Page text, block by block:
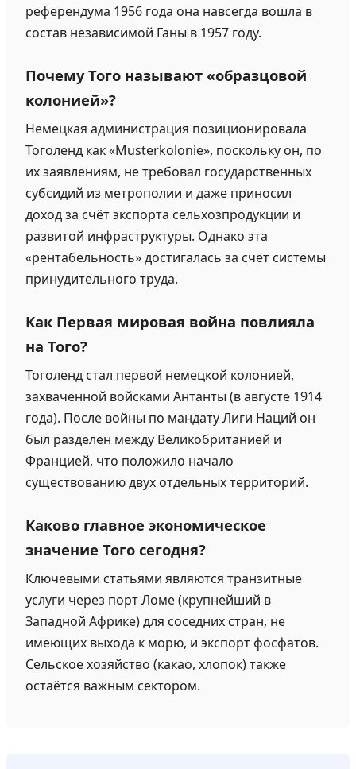
референдума 1956 года она навсегда вошла в
состав независимой Ганы в 1957 году.
Почему Того называют «образцовой
колонией»?
Немецкая администрация позиционировала
Тоголенд как «Musterkolonie», поскольку он, по
их заявлениям, не требовал государственных
субсидий из метрополии и даже приносил
доход за счёт экспорта сельхозпродукции и
развитой инфраструктуры. Однако эта
«рентабельность» достигалась за счёт системы
принудительного труда.
Как Первая мировая война повлияла
на Того?
Тоголенд стал первой немецкой колонией,
захваченной войсками Антанты (в августе 1914
года). После войны по мандату Лиги Наций он
был разделён между Великобританией и
Францией, что положило начало
существованию двух отдельных территорий.
Каково главное экономическое
значение Того сегодня?
Ключевыми статьями являются транзитные
услуги через порт Ломе (крупнейший в
Западной Африке) для соседних стран, не
имеющих выхода к морю, и экспорт фосфатов.
Сельское хозяйство (какао, хлопок) также
остаётся важным сектором.